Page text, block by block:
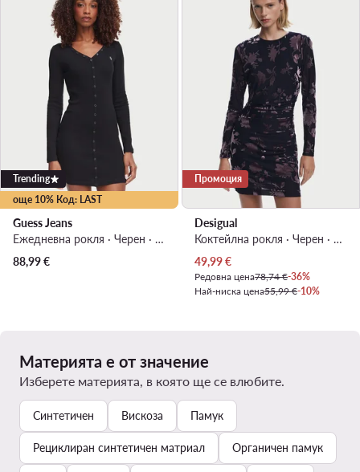
още 10% Код: LAST
Trending
Guess Jeans
Ежедневна рокля · Черен · Мини
88,99€
Промоция
Desigual
Коктейлна рокля · Черен · Мини
Актуална цена
49,99€
Редовна цена78,74 €-36%
Най-ниска цена55,99 €-10%
Материята е от значение
Изберете материята, в която ще се влюбите.
Синтетичен Вискоза Памук
Рециклиран синтетичен матриал Органичен памук